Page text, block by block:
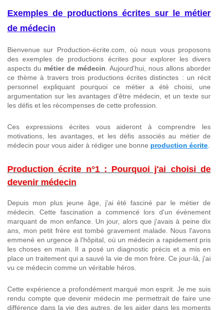
Exemples de productions écrites sur le métier
de médecin
Bienvenue sur Production-écrite.com, où nous vous proposons
des exemples de productions écrites pour explorer les divers
aspects du métier de médecin. Aujourd'hui, nous allons aborder
ce thème à travers trois productions écrites distinctes : un récit
personnel expliquant pourquoi ce métier a été choisi, une
argumentation sur les avantages d'être médecin, et un texte sur
les défis et les récompenses de cette profession.
Ces expressions écrites vous aideront à comprendre les
motivations, les avantages, et les défis associés au métier de
médecin pour vous aider à rédiger une bonne production écrite.
Production écrite n°1 : Pourquoi j'ai choisi de
devenir médecin
Depuis mon plus jeune âge, j'ai été fasciné par le métier de
médecin. Cette fascination a commencé lors d'un événement
marquant de mon enfance. Un jour, alors que j'avais à peine dix
ans, mon petit frère est tombé gravement malade. Nous l'avons
emmené en urgence à l'hôpital, où un médecin a rapidement pris
les choses en main. Il a posé un diagnostic précis et a mis en
place un traitement qui a sauvé la vie de mon frère. Ce jour-là, j'ai
vu ce médecin comme un véritable héros.
Cette expérience a profondément marqué mon esprit. Je me suis
rendu compte que devenir médecin me permettrait de faire une
différence dans la vie des autres, de les aider dans les moments